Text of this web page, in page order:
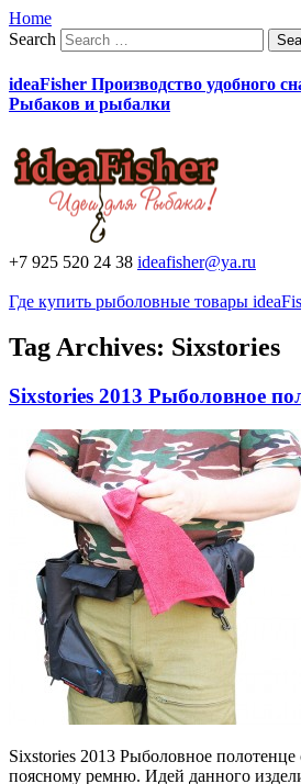
Home
Search
ideaFisher Производство удобного
Рыбаков и рыбалки
+7 925 520 24 38 ideafisher@ya.ru
Где купить рыболовные товары
Tag Archives: Sixstories
Sixstories 2013 Рыболовное
Sixstories 2013 Рыболовное
поясному ремню. Идей данного